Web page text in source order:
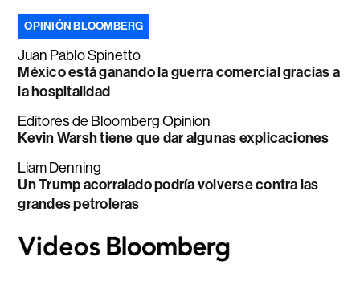
OPINIÓN BLOOMBERG
Juan Pablo Spinetto
México está ganando la guerra comercial gracias a
la hospitalidad
Editores de Bloomberg Opinion
Kevin Warsh tiene que dar algunas explicaciones
Liam Denning
Un Trump acorralado podría volverse contra las
grandes petroleras